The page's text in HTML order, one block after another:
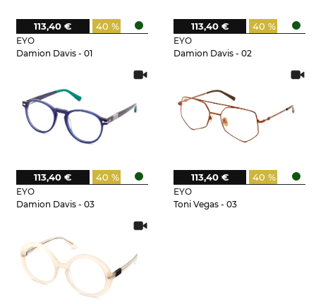
EYO
Damion Davis - 01
40 %
113,40 €
EYO
Damion Davis - 02
40 %
113,40 €
EYO
Damion Davis - 03
40 %
113,40 €
EYO
Toni Vegas - 03
40 %
113,40 €